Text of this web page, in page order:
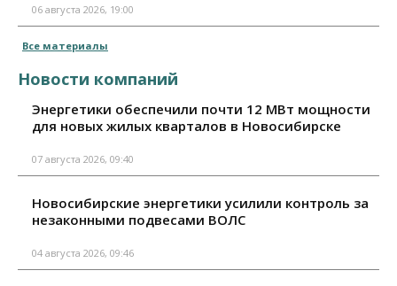
06 августа 2026, 19:00
Все материалы
Новости компаний
Энергетики обеспечили почти 12 МВт мощности
для новых жилых кварталов в Новосибирске
07 августа 2026, 09:40
Новосибирские энергетики усилили контроль за
незаконными подвесами ВОЛС
04 августа 2026, 09:46